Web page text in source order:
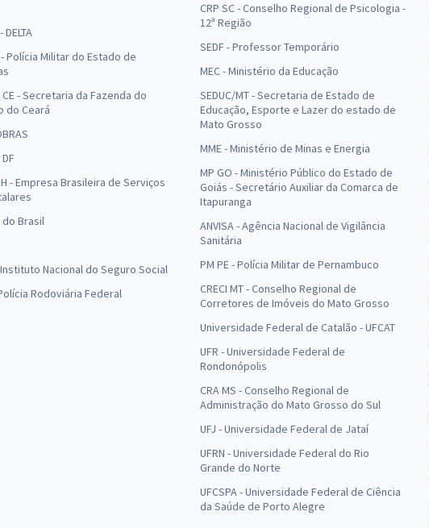
DELTA
- Polícia Militar do Estado de
CE - Secretaria da Fazenda do
do Ceará
- Empresa Brasileira de Serviços
do Brasil
Instituto Nacional do Seguro Social
Rodoviária Federal
CRP SC - Conselho Regional de Psicologia -
12ª Região
SEDF - Professor Temporário
MEC - Ministério da Educação
SEDUC/MT - Secretaria de Estado de
Educação, Esporte e Lazer do estado de
Mato Grosso
MME - Ministério de Minas e Energia
MP GO - Ministério Público do Estado de
Goiás - Secretário Auxiliar da Comarca de
Itapuranga
ANVISA - Agência Nacional de Vigilância
Sanitária
PM PE - Polícia Militar de Pernambuco
CRECI MT - Conselho Regional de
Corretores de Imóveis do Mato Grosso
Universidade Federal de Catalão - UFCAT
UFR - Universidade Federal de
Rondonópolis
CRA MS - Conselho Regional de
Administração do Mato Grosso do Sul
UFJ - Universidade Federal de Jataí
UFRN - Universidade Federal do Rio
Grande do Norte
UFCSPA - Universidade Federal de Ciência
da Saúde de Porto Alegre